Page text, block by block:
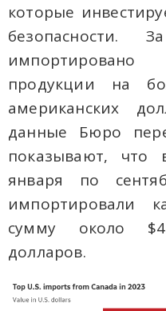
которые
продукции на
американских
данные Бюро
показывают,
января по
импортировали
сумму около
долларов.